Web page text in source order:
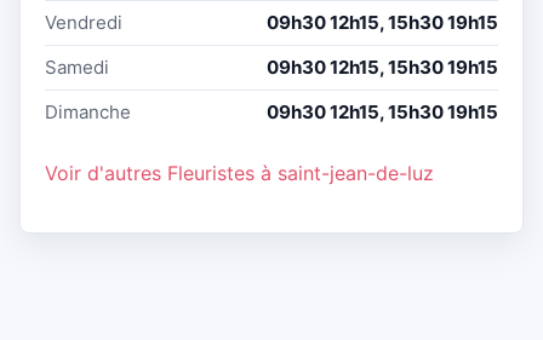
Vendredi
09h30 12h15, 15h30 19h15
Samedi
09h30 12h15, 15h30 19h15
Dimanche
09h30 12h15, 15h30 19h15
Voir d'autres Fleuristes à saint-jean-de-luz